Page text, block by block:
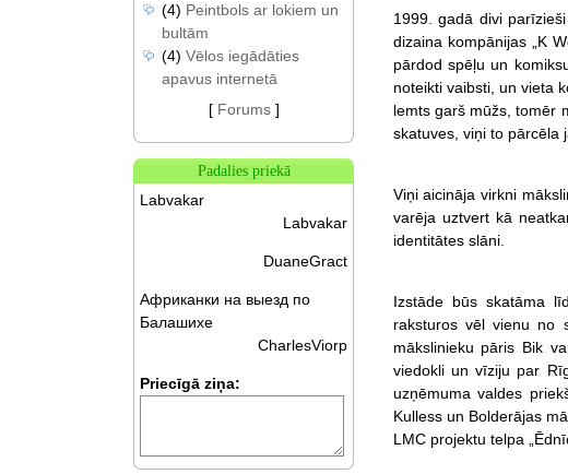
1999. gadā divi
dizaina kompānijas „K
pārdod spēļu un
noteikti vaibsti, un vieta
lemts garš mūžs, tomēr
skatuves, viņi to pārcēla
Viņi aicināja virkni
varēja uztvert kā
identitātes slāni.
Izstāde būs skatāma
raksturos vēl vienu no
mākslinieku pāris Bik
viedokli un vīziju par
uzņēmuma valdes
Kulless un Bolderājas
LMC projektu telpa
(4) Peintbols ar lokiem un
bultām
(4) Vēlos iegādāties
apavus internetā
[ Forums]
Padalies priekā
Labvakar
Labvakar
DuaneGract
Африканки на выезд по
Балашихе
CharlesViorp
Priecīgā ziņa: